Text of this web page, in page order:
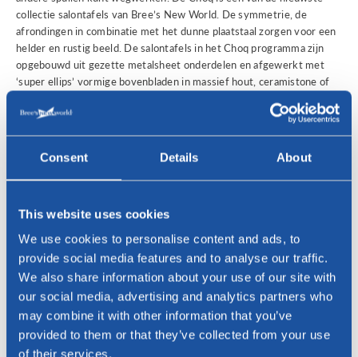
Consent Details About
This website uses cookies
We use cookies to personalise content and ads, to
provide social media features and to analyse our traffic.
We also share information about your use of our site with
our social media, advertising and analytics partners who
may combine it with other information that you’ve
provided to them or that they’ve collected from your use
of their services.
collectie salontafels van Bree’s New World. De symmetrie, de
afrondingen in combinatie met het dunne plaatstaal zorgen voor een
helder en rustig beeld. De salontafels in het Choq programma zijn
opgebouwd uit gezette metalsheet onderdelen en afgewerkt met
‘super ellips’ vormige bovenbladen in massief hout, ceramistone of
leverbaar waardoor er veel variaties mogelijk zijn. Hierdoor kun je als
consument de Choq salontafels gemakkelijk naar eigen smaak en
Bekijk salontafel Choq